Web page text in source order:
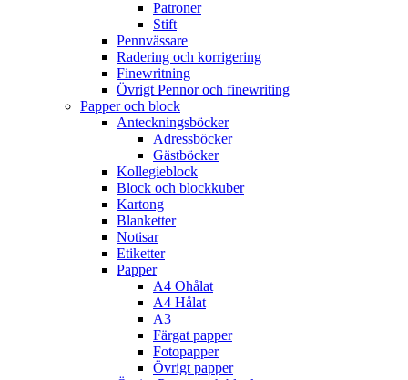
Patroner
Stift
Pennvässare
Radering och korrigering
Finewritning
Övrigt Pennor och finewriting
Papper och block
Anteckningsböcker
Adressböcker
Gästböcker
Kollegieblock
Block och blockkuber
Kartong
Blanketter
Notisar
Etiketter
Papper
A4 Ohålat
A4 Hålat
A3
Färgat papper
Fotopapper
Övrigt papper